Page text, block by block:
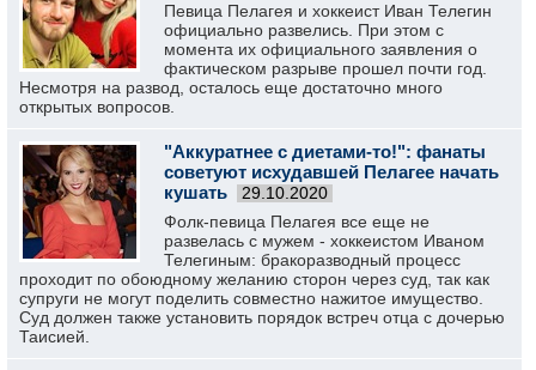
Певица Пелагея и хоккеист Иван Телегин
официально развелись. При этом с
момента их официального заявления о
фактическом разрыве прошел почти год.
Несмотря на развод, осталось еще достаточно много
открытых вопросов.
"Аккуратнее с диетами-то!": фанаты
советуют исхудавшей Пелагее начать
кушать
29.10.2020
Фолк-певица Пелагея все еще не
развелась с мужем - хоккеистом Иваном
Телегиным: бракоразводный процесс
проходит по обоюдному желанию сторон через суд, так как
супруги не могут поделить совместно нажитое имущество.
Суд должен также установить порядок встреч отца с дочерью
Таисией.